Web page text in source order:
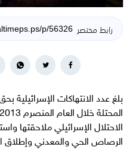
رابط مختصر
بلغ عدد الانتهاكات
الاحتلال الإسرائيلي ملاحقتها
الرصاص الحي والمعدني وإطلاق